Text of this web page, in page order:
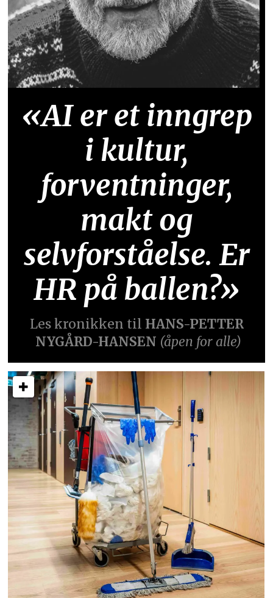
«AI er et inngrep
i kultur,
forventninger,
makt og
selvforståelse. Er
HR på ballen?»
Les kronikken til HANS-PETTER
NYGÅRD-HANSEN (åpen for alle)